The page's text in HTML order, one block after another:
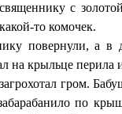
с
то комочек.
повернули, а в
на крыльце перила
гром.
по